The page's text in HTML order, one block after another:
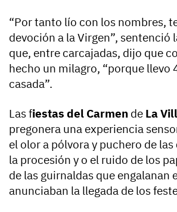
“Por tanto lío con los nombres,
devoción a la Virgen”, sentenció
que, entre carcajadas, dijo que
hecho un milagro, “porque llevo
casada”.
Las fiestas del Carmen de La
pregonera una experiencia
el olor a pólvora y puchero de las
la procesión y o el ruido de los
de las guirnaldas que engalanan
anunciaban la llegada de los